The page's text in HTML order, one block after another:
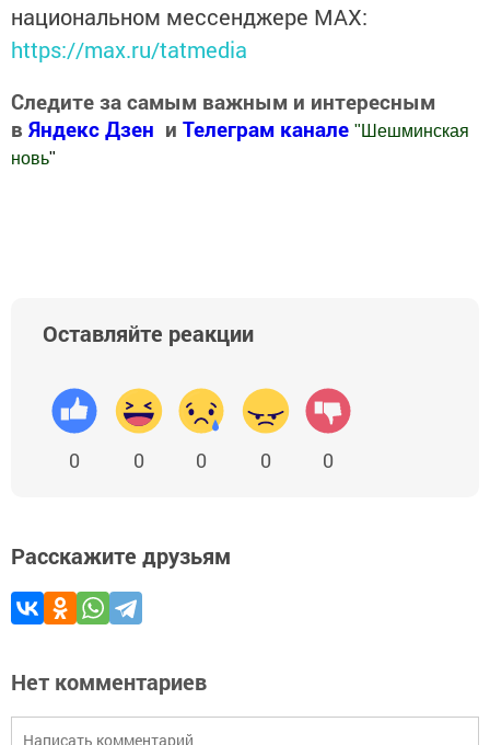
национальном мессенджере MАХ:
https://max.ru/tatmedia
Следите за самым важным и интересным
в Яндекс Дзен и Телеграм канале " Шешминская
новь"
Оставляйте реакции
0 0 0 0 0
Расскажите друзьям
Нет комментариев